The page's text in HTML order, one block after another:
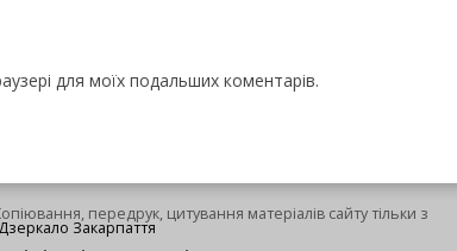
для моїх подальших коментарів.
передрук, цитування матеріалів сайту тільки з
Дзеркало Закарпаття